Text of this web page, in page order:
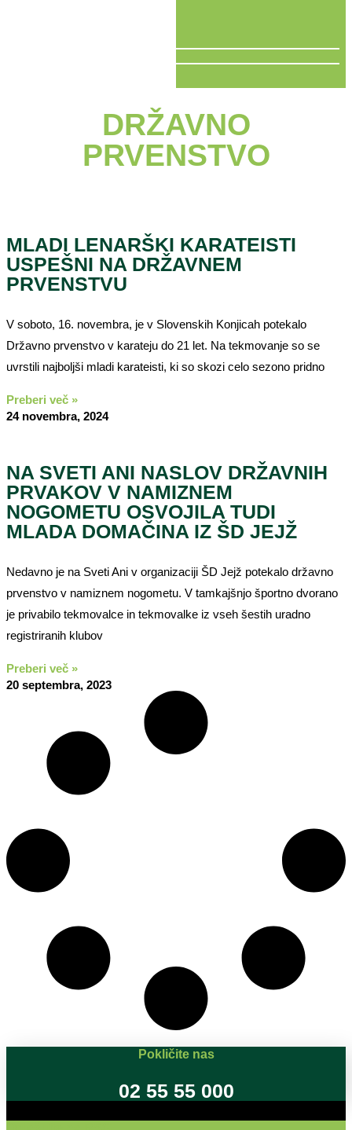
DRŽAVNO
PRVENSTVO
MLADI LENARŠKI KARATEISTI
USPEŠNI NA DRŽAVNEM
PRVENSTVU
V soboto, 16. novembra, je v Slovenskih Konjicah potekalo
Državno prvenstvo v karateju do 21 let. Na tekmovanje so se
uvrstili najboljši mladi karateisti, ki so skozi celo sezono pridno
Preberi več »
24 novembra, 2024
NA SVETI ANI NASLOV DRŽAVNIH
PRVAKOV V NAMIZNEM
NOGOMETU OSVOJILA TUDI
MLADA DOMAČINA IZ ŠD JEJŽ
Nedavno je na Sveti Ani v organizaciji ŠD Jejž potekalo državno
prvenstvo v namiznem nogometu. V tamkajšnjo športno dvorano
je privabilo tekmovalce in tekmovalke iz vseh šestih uradno
registriranih klubov
Preberi več »
20 septembra, 2023
Pokličite nas
02 55 55 000